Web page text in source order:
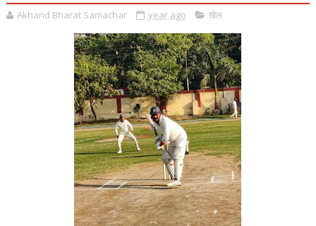
Akhand Bharat Samachar year ago खेल